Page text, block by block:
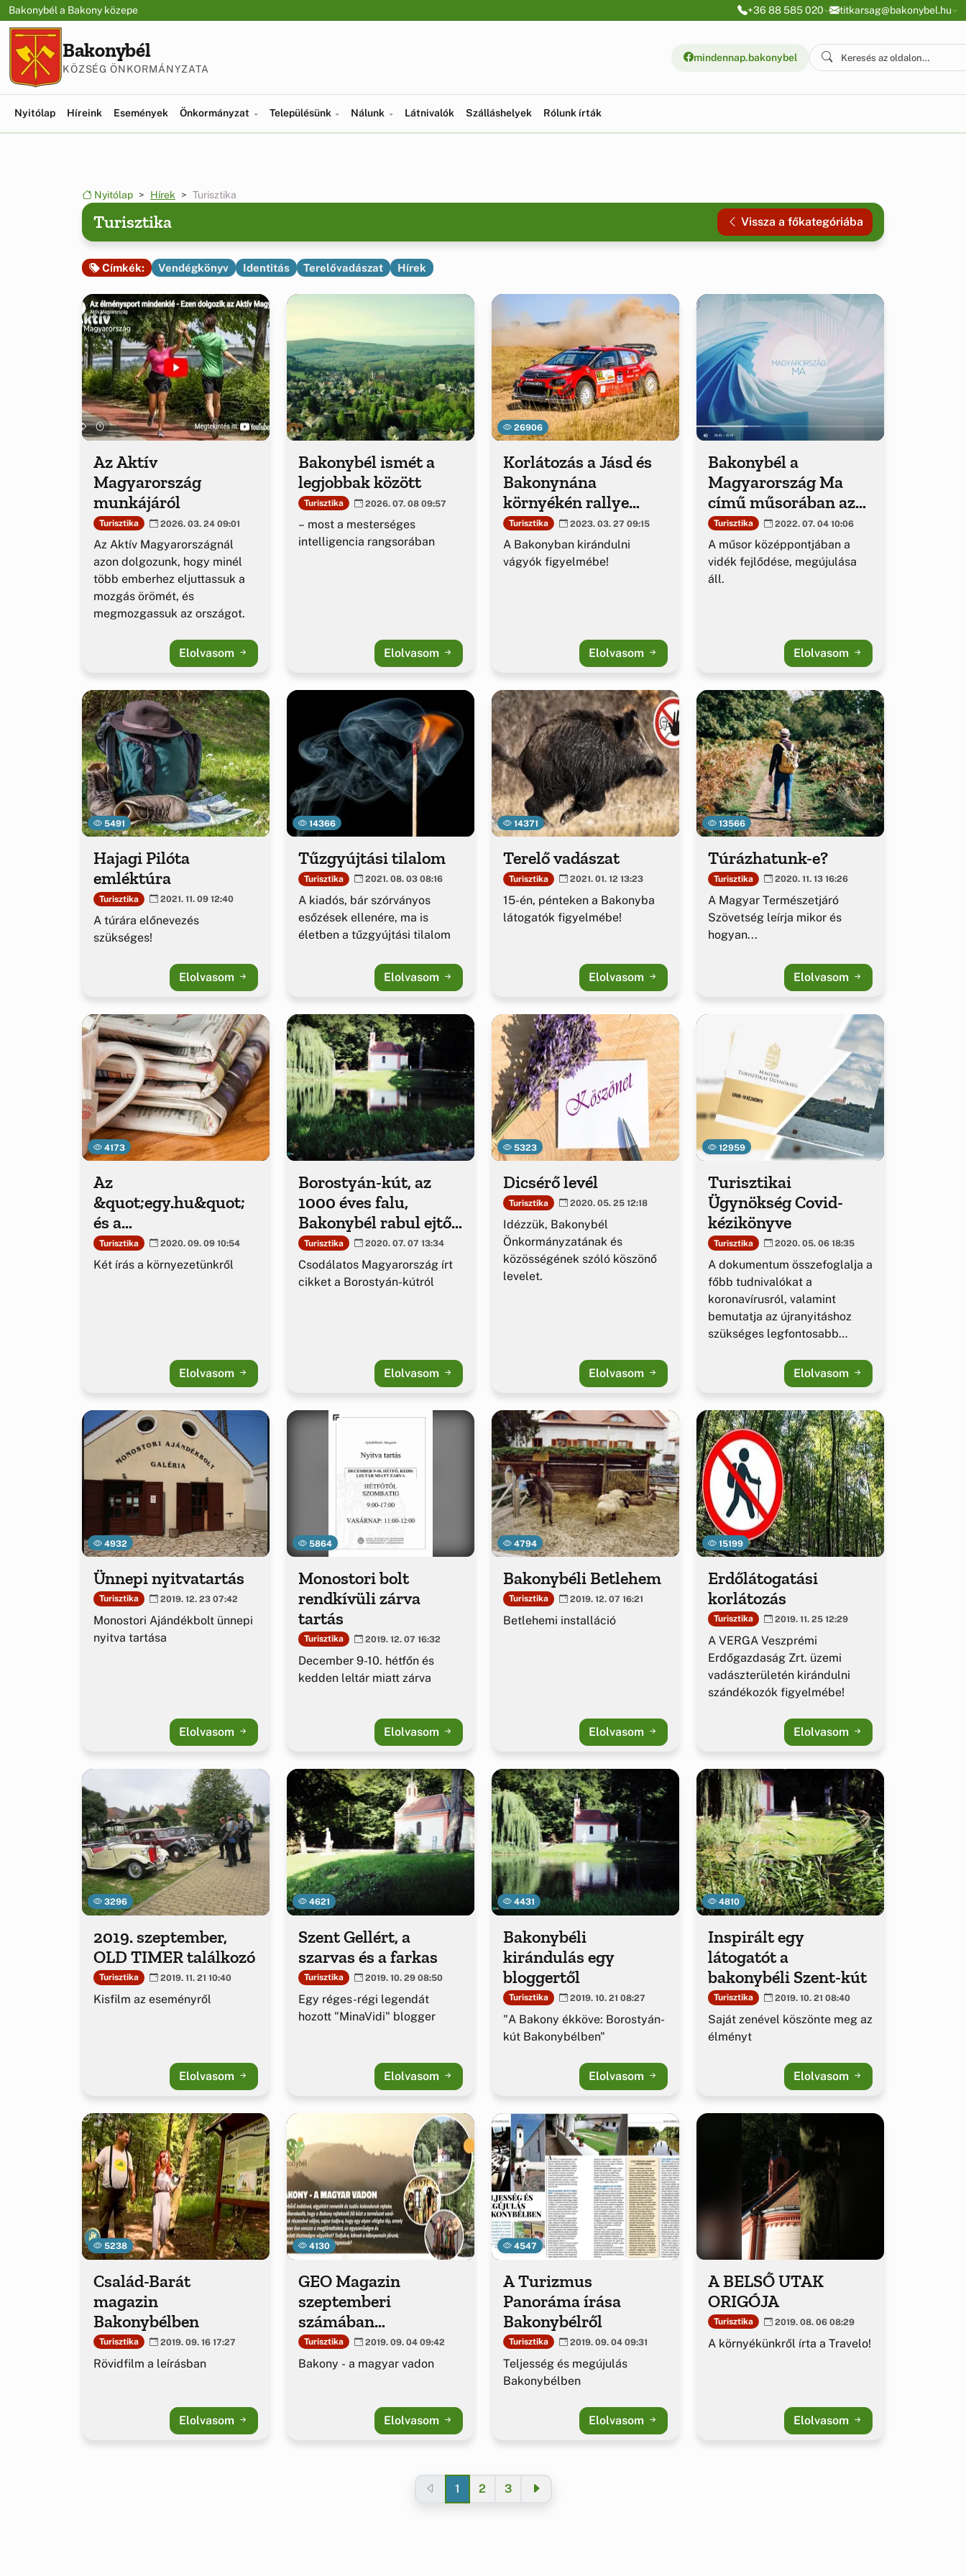
Ugrás a menüre
Ugrás a tartalomra
Bakonybél a Bakony közepe +36 88 585 020 titkarsag@bakonybel.hu
Bakonybél
KÖZSÉG ÖNKORMÁNYZATA
mindennap.bakonybel
Nyitólap Híreink Események Önkormányzat Településünk Nálunk Látnivalók Szálláshelyek Rólunk írták
Nyitólap Hírek Turisztika
Turisztika Vissza a főkategóriába
Címkék: Vendégkönyv Identitás Terelővadászat Hírek
Az Aktív
Magyarország
munkájáról
Turisztika 2026. 03. 24 09:01
Az Aktív Magyarországnál
azon dolgozunk, hogy minél
több emberhez eljuttassuk a
mozgás örömét, és
megmozgassuk az országot.
Elolvasom
Bakonybél ismét a
legjobbak között
Turisztika 2026. 07. 08 09:57
– most a mesterséges
intelligencia rangsorában
Elolvasom
26906
Korlátozás a Jásd és
Bakonynána
környékén rallye
sportesemény miatt
Turisztika 2023. 03. 27 09:15
A Bakonyban kirándulni
vágyók figyelmébe!
Elolvasom
Bakonybél a
Magyarország Ma
című műsorában az
M1-en
Turisztika 2022. 07. 04 10:06
A műsor középpontjában a
vidék fejlődése, megújulása
áll.
Elolvasom
5491
Hajagi Pilóta
emléktúra
Turisztika 2021. 11. 09 12:40
A túrára előnevezés
szükséges!
Elolvasom
14366
Tűzgyújtási tilalom
Turisztika 2021. 08. 03 08:16
A kiadós, bár szórványos
esőzések ellenére, ma is
életben a tűzgyújtási tilalom
Elolvasom
14371
Terelő vadászat
Turisztika 2021. 01. 12 13:23
15-én, pénteken a Bakonyba
látogatók figyelmébe!
Elolvasom
13566
Túrázhatunk-e?
Turisztika 2020. 11. 13 16:26
A Magyar Természetjáró
Szövetség leírja mikor és
hogyan...
Elolvasom
4173
Az
&quot;egy.hu&quot;
és a
&quot;KEMMA&quot
; is írt Bakonybélről
Turisztika 2020. 09. 09 10:54
Két írás a környezetünkről
Elolvasom
Borostyán-kút, az
1000 éves falu,
Bakonybél rabul ejtő
ékessége
Turisztika 2020. 07. 07 13:34
Csodálatos Magyarország írt
cikket a Borostyán-kútról
Elolvasom
5323
Dicsérő levél
Turisztika 2020. 05. 25 12:18
Idézzük, Bakonybél
Önkormányzatának és
közösségének szóló köszönő
levelet.
Elolvasom
12959
Turisztikai
Ügynökség Covid-
kézikönyve
Turisztika 2020. 05. 06 18:35
A dokumentum összefoglalja a
főbb tudnivalókat a
koronavírusról, valamint
bemutatja az újranyitáshoz
szükséges legfontosabb
Elolvasom
4932
Ünnepi nyitvatartás
Turisztika 2019. 12. 23 07:42
Monostori Ajándékbolt ünnepi
nyitva tartása
Elolvasom
5864
Monostori bolt
rendkívüli zárva
tartás
Turisztika 2019. 12. 07 16:32
December 9-10. hétfőn és
kedden leltár miatt zárva
Elolvasom
4794
Bakonybéli Betlehem
Turisztika 2019. 12. 07 16:21
Betlehemi installáció
Elolvasom
15199
Erdőlátogatási
korlátozás
Turisztika 2019. 11. 25 12:29
A VERGA Veszprémi
Erdőgazdaság Zrt. üzemi
vadászterületén kirándulni
szándékozók figyelmébe!
Elolvasom
3296
2019. szeptember,
OLD TIMER találkozó
Turisztika 2019. 11. 21 10:40
Kisfilm az eseményről
Elolvasom
4621
Szent Gellért, a
szarvas és a farkas
Turisztika 2019. 10. 29 08:50
Egy réges-régi legendát
hozott "MinaVidi" blogger
Elolvasom
4431
Bakonybéli
kirándulás egy
bloggertől
Turisztika 2019. 10. 21 08:27
"A Bakony ékköve: Borostyán-
kút Bakonybélben"
Elolvasom
4810
Inspirált egy
látogatót a
bakonybéli Szent-kút
Turisztika 2019. 10. 21 08:40
Saját zenével köszönte meg az
élményt
Elolvasom
5238
Család-Barát
magazin
Bakonybélben
Turisztika 2019. 09. 16 17:27
Rövidfilm a leírásban
Elolvasom
4130
GEO Magazin
szeptemberi
számában
Bakonybélről
Turisztika 2019. 09. 04 09:42
Bakony - a magyar vadon
Elolvasom
4547
A Turizmus
Panoráma írása
Bakonybélről
Turisztika 2019. 09. 04 09:31
Teljesség és megújulás
Bakonybélben
Elolvasom
A BELSŐ UTAK
ORIGÓJA
Turisztika 2019. 08. 06 08:29
A környékünkről írta a Travelo!
Elolvasom
1 2 3